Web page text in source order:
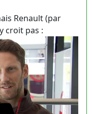
Renault (par
croit pas :